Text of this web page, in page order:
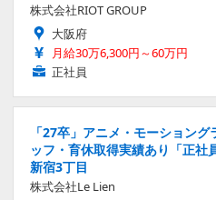
株式会社RIOT GROUP
大阪府
月給30万6,300円～60万円
正社員
「27卒」アニメ・モーション
ッフ・育休取得実績あり「正社
新宿3丁目
株式会社Le Lien